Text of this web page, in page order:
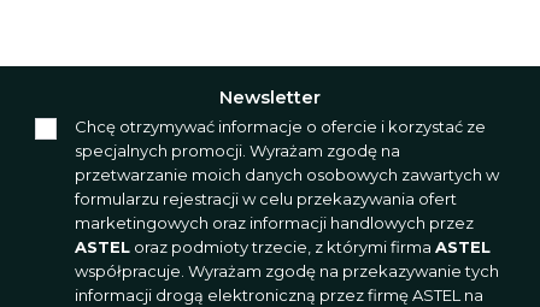
Newsletter
Chcę otrzymywać informacje o ofercie i korzystać ze
specjalnych promocji. Wyrażam zgodę na
przetwarzanie moich danych osobowych zawartych w
formularzu rejestracji w celu przekazywania ofert
marketingowych oraz informacji handlowych przez
ASTEL oraz podmioty trzecie, z którymi firma ASTEL
współpracuje. Wyrażam zgodę na przekazywanie tych
informacji drogą elektroniczną przez firmę ASTEL na